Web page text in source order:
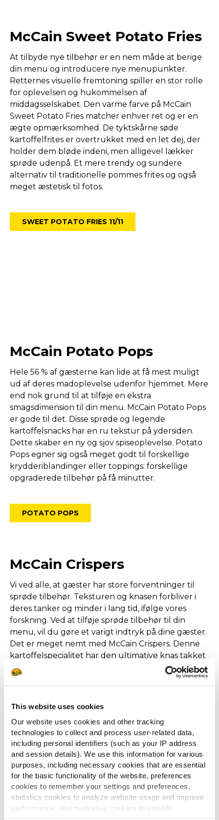
This website uses cookies
Our website uses cookies and other tracking
technologies to collect and process user-related data,
including personal identifiers (such as your IP address
and session details). We use this information for various
purposes, including necessary cookies that are essential
for the basic functionality of the website, preferences
cookies to remember your settings and preferences,
statistics cookies to analyze website usage and improve
performance, and marketing cookies to provide
McCain Sweet Potato Fries
At tilbyde nye tilbehør er en nem måde at berige
din menu og introducere nye menupunkter.
Retternes visuelle fremtoning spiller en stor rolle
for oplevelsen og hukommelsen af ​​
middagsselskabet. Den varme farve på McCain
Sweet Potato Fries matcher enhver ret og er en
ægte opmærksomhed. De tyktskårne søde
kartoffelfrites er overtrukket med en let dej, der
holder dem bløde indeni, men alligevel lækker
sprøde udenpå. Et mere trendy og sundere
alternativ til traditionelle pommes frites og også
meget æstetisk til fotos.
SWEET POTATO FRIES 11/11
McCain Potato Pops
Hele 56 % af gæsterne kan lide at få mest muligt
ud af deres madoplevelse udenfor hjemmet. Mere
end nok grund til at tilføje en ekstra
smagsdimension til din menu. McCain Potato Pops
er gode til det. Disse sprøde og legende
kartoffelsnacks har en ru tekstur på ydersiden.
Dette skaber en ny og sjov spiseoplevelse. Potato
Pops egner sig også meget godt til forskellige
krydderiblandinger eller toppings: forskellige
opgraderede tilbehør på få minutter.
POTATO POPS
McCain Crispers
Vi ved alle, at gæster har store forventninger til
sprøde tilbehør. Teksturen og knasen forbliver i
deres tanker og minder i lang tid, ifølge vores
forskning. Ved at tilføje sprøde tilbehør til din
menu, vil du gøre et varigt indtryk på dine gæster.
Det er meget nemt med McCain Crispers. Denne
kartoffelspecialitet har den ultimative knas takket
være dens innovative og eksklusive V-form, en
unik og usynlig belægning og en ribbet overflade.